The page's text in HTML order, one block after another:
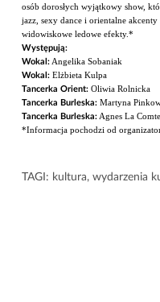
osób dorosłych wyjątkowy show,
jazz, sexy dance i orientalne
widowiskowe ledowe efekty.*
Występują:
Wokal:Angelika Sobaniak
Wokal: Elżbieta Kulpa
Tancerka Orient: Oliwia Rolnicka
Tancerka Burleska: Martyna
Tancerka Burleska:Agnes La
*Informacja pochodzi od
TAGI: kultura, wydarzenia